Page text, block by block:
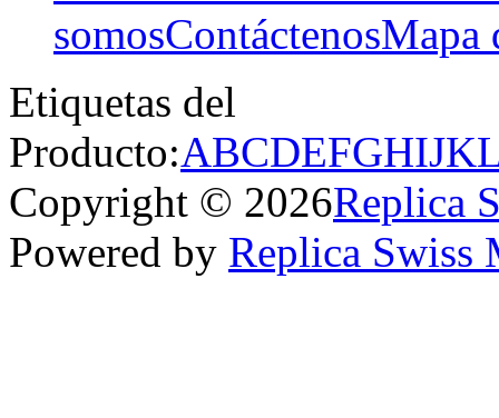
somosContáctenosMapa
Etiquetas del
Producto:ABCDEFGHIJK
Copyright © 2026Replica
Powered by Replica Swiss